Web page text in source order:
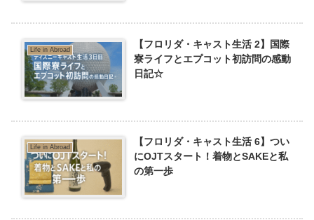
Life in Abroad
【フロリダ・キャスト生活 2】国際
寮ライフとエプコット初訪問の感動
日記☆
Life in Abroad
【フロリダ・キャスト生活 6】つい
にOJTスタート！着物とSAKEと私
の第一歩